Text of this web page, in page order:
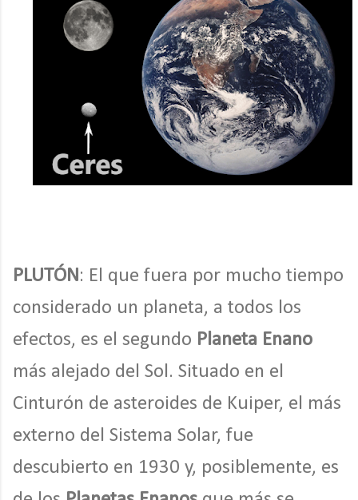
PLUTÓN: El que fuera por mucho tiempo
considerado un planeta, a todos los
efectos, es el segundo Planeta Enano
más alejado del Sol. Situado en el
Cinturón de asteroides de Kuiper, el más
externo del Sistema Solar, fue
descubierto en 1930 y, posiblemente, es